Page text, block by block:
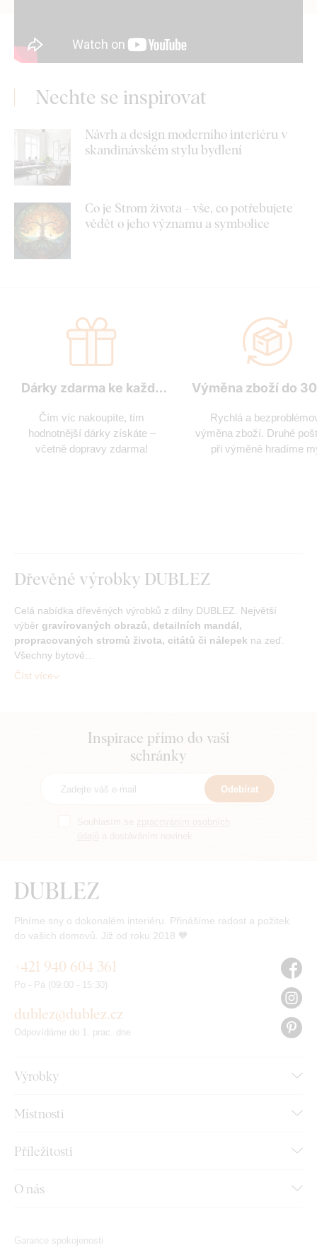
Nechte se inspirovat
Návrh a design moderního interiéru v
skandinávském stylu bydlení
Co je Strom života - vše, co potřebujete
vědět o jeho významu a symbolice
Dárky zdarma ke každé
Čím víc nakoupíte, tím
hodnotnější dárky získáte –
včetně dopravy zdarma!
Výměna zboží do
Rychlá a
výměna zboží. Druhé
při výměně hradíme
Dřevěné výrobky DUBLEZ
Celá nabídka dřevěných výrobků z dílny DUBLEZ. Největší
výběr gravírovaných obrazů, detailních mandál,
propracovaných stromů života, citátů či nálepek na zeď.
Všechny bytové…
Číst více
Inspirace přímo do vaší
schránky
Odebírat
Plníme sny o dokonalém interiéru. Přinášíme radost a požitek
do vašich domovů. Již od roku 2018 🧡
Výrobky
Místnosti
Příležitosti
O nás
+421 940 604 361
Po - Pá (09:00 - 15:30)
dublez@dublez.cz
Odpovídáme do 1. prac. dne
Garance spokojenosti